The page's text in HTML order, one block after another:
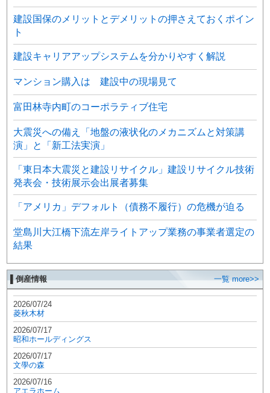
建設国保のメリットとデメリットの押さえておくポイン
ト
建設キャリアアップシステムを分かりやすく解説
マンション購入は 建設中の現場見て
富田林寺内町のコーポラティブ住宅
大震災への備え「地盤の液状化のメカニズムと対策講
演」と「新工法実演」
「東日本大震災と建設リサイクル」建設リサイクル技術
発表会・技術展示会出展者募集
「アメリカ」デフォルト（債務不履行）の危機が迫る
堂島川大江橋下流左岸ライトアップ業務の事業者選定の
結果
▌倒産情報 一覧 more>>
2026/07/24
菱秋木材
2026/07/17
昭和ホールディングス
2026/07/17
文學の森
2026/07/16
アエラホーム